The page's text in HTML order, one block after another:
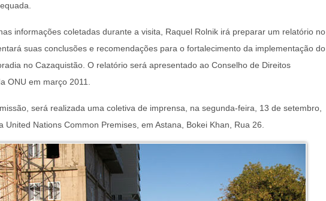
informações coletadas durante a visita, Raquel Rolnik irá preparar um relatório no
suas conclusões e recomendações para o fortalecimento da implementação do
no Cazaquistão. O relatório será apresentado ao Conselho de Direitos
ONU em março 2011.
será realizada uma coletiva de imprensa, na segunda-feira, 13 de setembro,
United Nations Common Premises, em Astana, Bokei Khan, Rua 26.